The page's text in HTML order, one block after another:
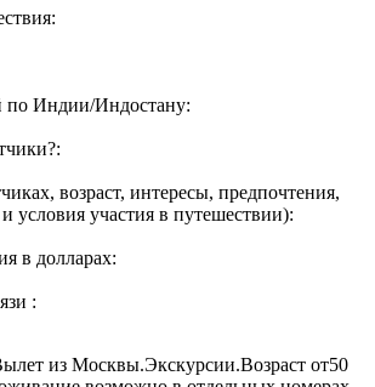
по Индии/Индостану:
возраст, интересы, предпочтения,
условия участия в путешествии):
в долларах:
:
из Москвы.Экскурсии.Возраст от50